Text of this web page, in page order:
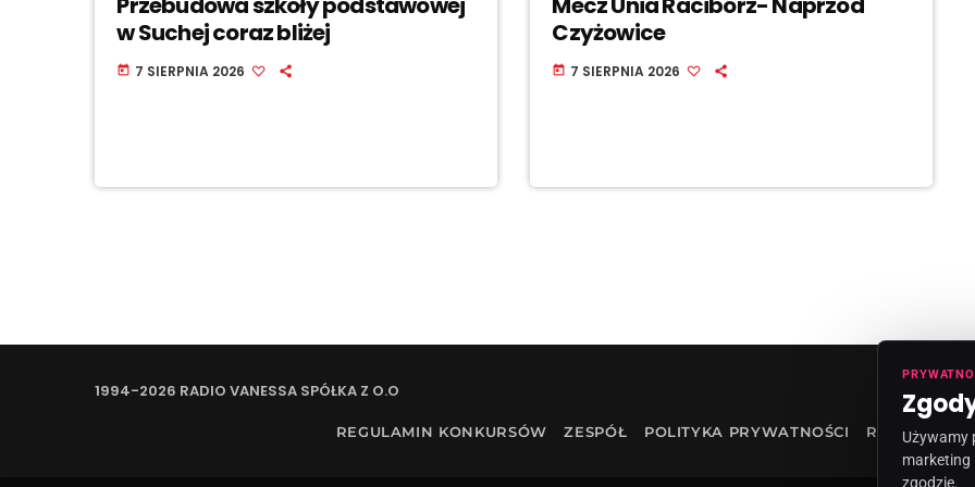
w Suchej coraz bliżej
today 7 SIERPNIA 2026
Czyżowice
today 7 SIERPNIA 2026
1994-2026 RADIO VANESSA SPÓŁKA Z O.O
REGULAMIN KONKURSÓW ZESPÓŁ POLITYKA PRYWATNOŚCI RODOUżywamy
marketing
zgodzie.